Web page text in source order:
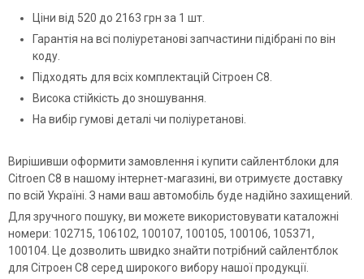
Ціни від 520 до 2163 грн за 1 шт.
Гарантія на всі поліуретанові запчастини підібрані по він
коду.
Підходять для всіх комплектацій Сітроен С8.
Висока стійкість до зношування.
На вибір гумові деталі чи поліуретанові.
Вирішивши оформити замовлення і купити сайлентблоки для
Citroen C8 в нашому інтернет-магазині, ви отримуєте доставку
по всій Україні. З нами ваш автомобіль буде надійно захищений.
Для зручного пошуку, ви можете використовувати каталожні
номери: 102715, 106102, 100107, 100105, 100106, 105371,
100104. Це дозволить швидко знайти потрібний сайлентблок
для Сітроен С8 серед широкого вибору нашої продукції.